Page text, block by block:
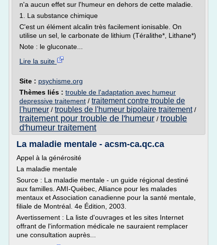
n'a aucun effet sur l'humeur en dehors de cette maladie.
1. La substance chimique
C'est un élément alcalin très facilement ionisable. On
utilise un sel, le carbonate de lithium (Téralithe*, Lithane*)
Note : le gluconate...
Lire la suite
Site : psychisme.org
Thèmes liés : trouble de l'adaptation avec humeur
depressive traitement / traitement contre trouble de
l'humeur / troubles de l'humeur bipolaire traitement/
traitement pour trouble de l'humeur / trouble
d'humeur traitement
La maladie mentale - acsm-ca.qc.ca
Appel à la générosité
La maladie mentale
Source : La maladie mentale - un guide régional destiné
aux familles. AMI-Québec, Alliance pour les malades
mentaux et Association canadienne pour la santé mentale,
filiale de Montréal. 4e Édition, 2003.
Avertissement : La liste d'ouvrages et les sites Internet
offrant de l'information médicale ne sauraient remplacer
une consultation auprès...